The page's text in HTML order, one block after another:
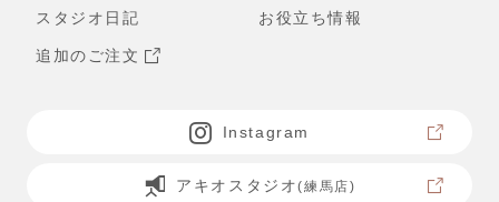
スタジオ日記 お役立ち情報
追加のご注文
Instagram
アキオスタジオ(練馬店)